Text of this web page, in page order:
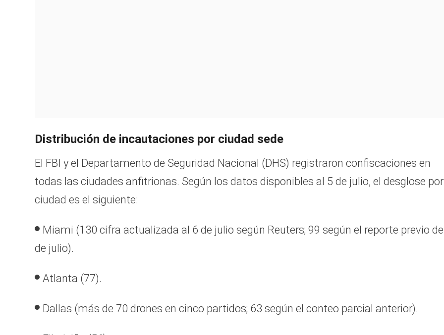
Distribución de incautaciones por ciudad sede
El FBI y el Departamento de Seguridad Nacional (DHS) registraron confiscaciones en
todas las ciudades anfitrionas. Según los datos disponibles al 5 de julio, el desglose por
ciudad es el siguiente:
Miami (130 cifra actualizada al 6 de julio según Reuters; 99 según el reporte previo
de julio).
Atlanta (77).
Dallas (más de 70 drones en cinco partidos; 63 según el conteo parcial anterior).